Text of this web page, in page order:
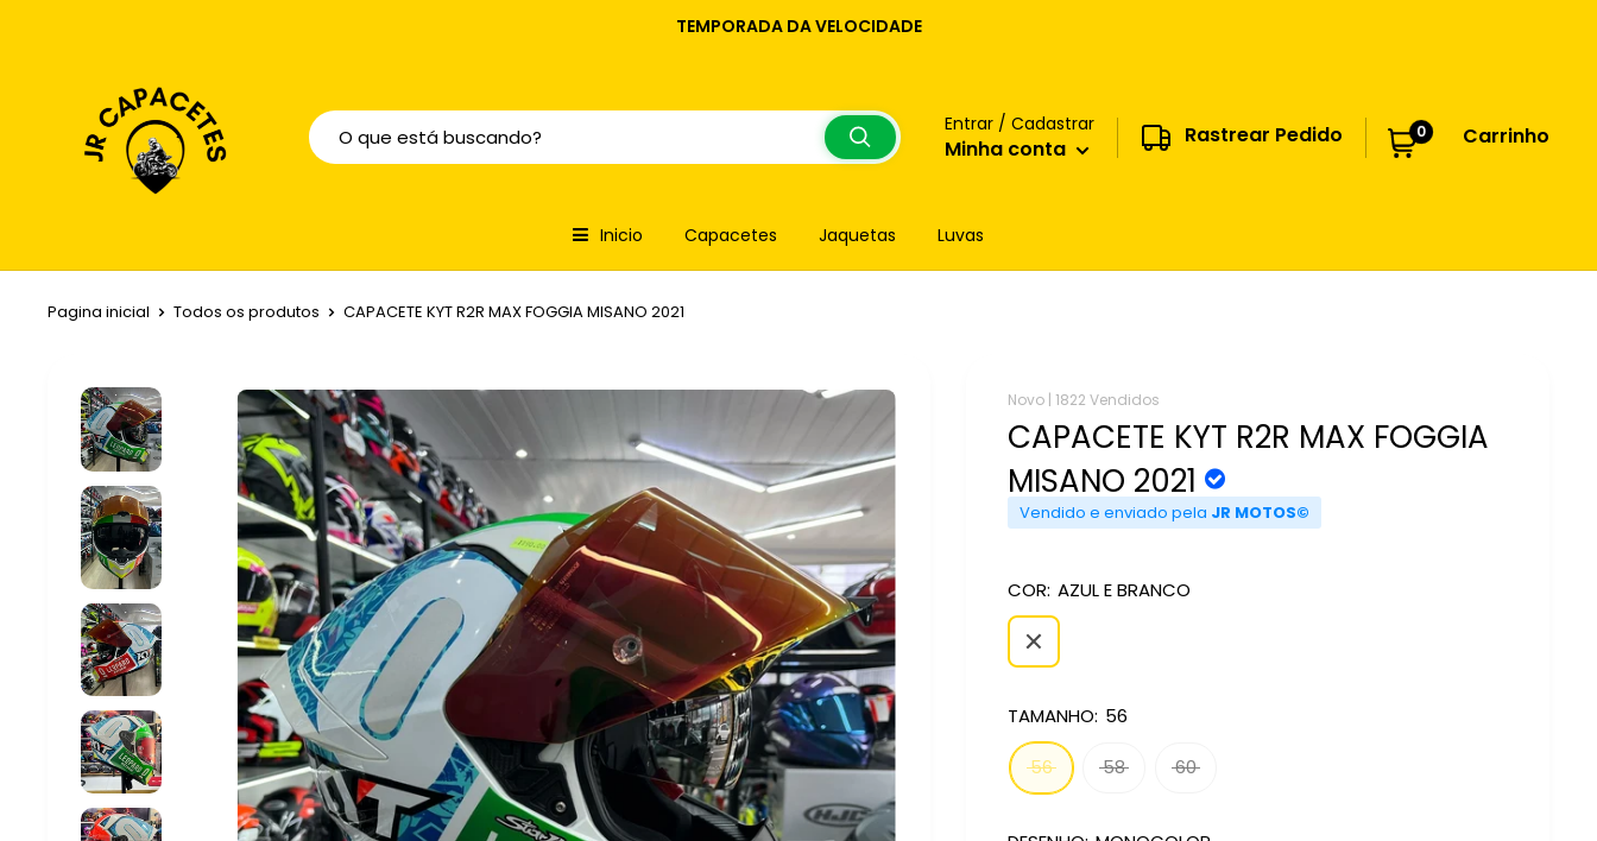
TEMPORADA DA VELOCIDADE
Entrar / Cadastrar
Minha conta
Rastrear Pedido 0 Carrinho
Inicio Capacetes Jaquetas Luvas
Pagina inicial Todos os produtos CAPACETE KYT R2R MAX FOGGIA MISANO 2021
Novo | 1822 Vendidos
CAPACETE KYT R2R MAX FOGGIA
MISANO 2021
Vendido e enviado pela JR MOTOS©
COR: AZUL E BRANCO
TAMANHO: 56
56 58 60